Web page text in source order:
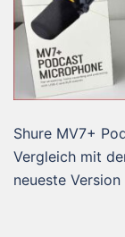
Shure MV7+
Vergleich mit
neueste